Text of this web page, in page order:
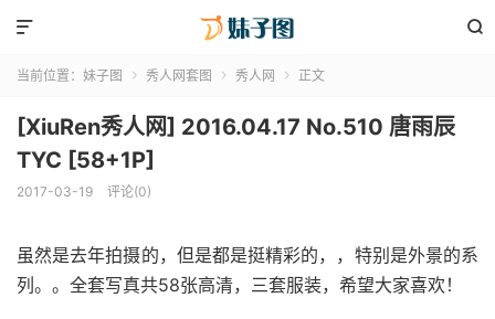


当前位置： 妹子图  秀人网套图  秀人网  正文
[XiuRen秀人网] 2016.04.17 No.510 唐雨辰
TYC [58+1P]
2017-03-19 评论(0)
虽然是去年拍摄的，但是都是挺精彩的，，特别是外景的系
列。。全套写真共58张高清，三套服装，希望大家喜欢！